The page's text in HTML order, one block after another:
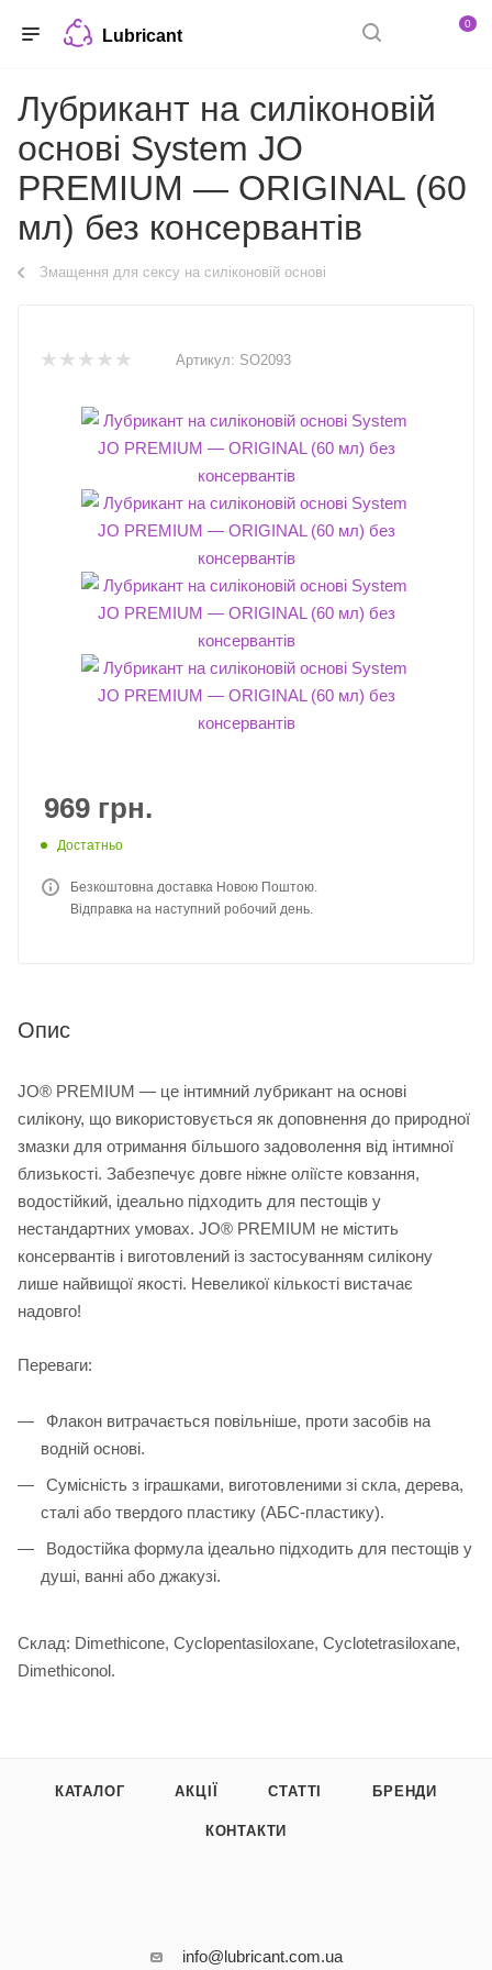
Lubricant
0
Лубрикант на силіконовій
основі System JO
PREMIUM — ORIGINAL (60
мл) без консервантів
Змащення для сексу на силіконовій основі
Артикул: SO2093
969 грн.
Достатньо
Безкоштовна доставка Новою Поштою.
Відправка на наступний робочий день.
Опис
JO® PREMIUM — це інтимний лубрикант на основі
силікону, що використовується як доповнення до природної
змазки для отримання більшого задоволення від інтимної
близькості. Забезпечує довге ніжне оліїсте ковзання,
водостійкий, ідеально підходить для пестощів у
нестандартних умовах. JO® PREMIUM не містить
консервантів і виготовлений із застосуванням силікону
лише найвищої якості. Невеликої кількості вистачає
надовго!
Переваги:
Флакон витрачається повільніше, проти засобів на
водній основі.
Сумісність з іграшками, виготовленими зі скла, дерева,
сталі або твердого пластику (АБС-пластику).
Водостійка формула ідеально підходить для пестощів у
душі, ванні або джакузі.
Склад: Dimethicone, Cyclopentasiloxane, Cyclotetrasiloxane,
Dimethiconol.
КАТАЛОГ АКЦІЇ СТАТТІ БРЕНДИ
КОНТАКТИ
info@lubricant.com.ua